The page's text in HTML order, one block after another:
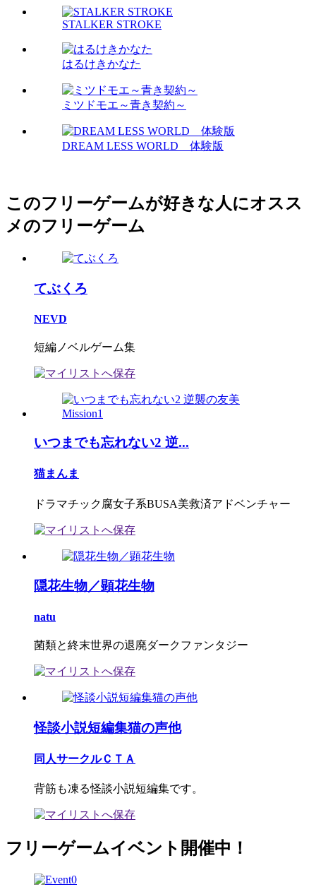
STALKER STROKE
はるけきかなた
ミツドモエ～青き契約～
DREAM LESS WORLD 体験版
このフリーゲームが好きな人にオスス
メのフリーゲーム
てぶくろ
NEVD
短編ノベルゲーム集
いつまでも忘れない2 逆...
猫まんま
ドラマチック腐女子系BUSA美救済アドベンチャー
隠花生物／顕花生物
natu
菌類と終末世界の退廃ダークファンタジー
怪談小説短編集猫の声他
同人サークルＣＴＡ
背筋も凍る怪談小説短編集です。
フリーゲームイベント開催中！